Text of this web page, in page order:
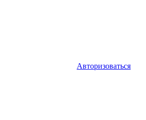
Авторизоваться